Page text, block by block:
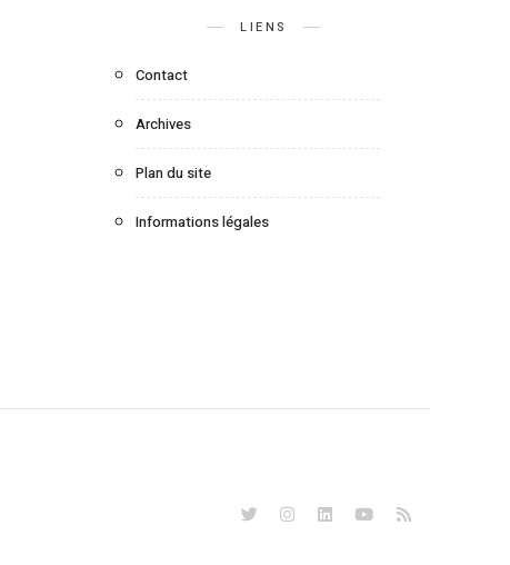
LIENS
Contact
Archives
Plan du site
Informations légales